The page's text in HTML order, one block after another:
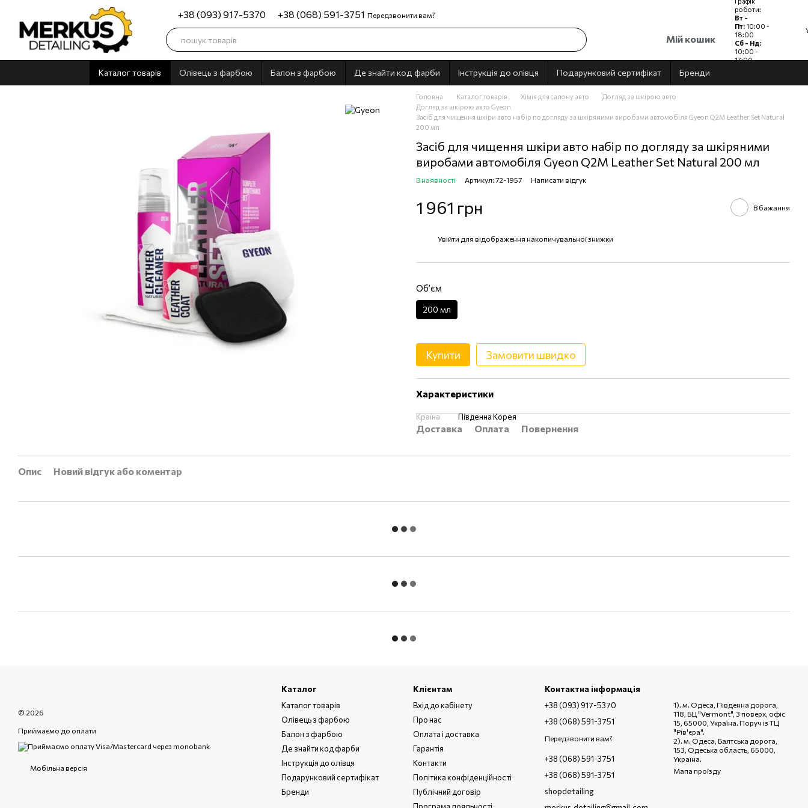
Перейти до основного контенту +38 (093) 917-5370 +38 (068) 591-3751 Передзвонити вам?
Мій кошик
роботи:
Вт -
Пт: 10:00 -
18:00
Сб - Нд:
10:00 -
17:00
Каталог товарів Олівець з фарбою Балон з фарбою Де знайти код фарби Інструкція до олівця Подарунковий сертифікат Бренди
Головна Каталог товарів Хімія для салону авто
Догляд за шкірою авто
Догляд за шкірою авто Gyeon
Засіб для чищення шкіри авто набір по догляду за шкіряними виробами автомобіля Gyeon Q2M Leather Set Natural
200 мл
Засіб для чищення шкіри авто набір по догляду за шкіряними
виробами автомобіля Gyeon Q2M Leather Set Natural 200 мл
В наявності Артикул: 72-1957 Написати відгук
1 961 грн В бажання
Увійти для відображення накопичувальної знижки
Обʼєм
200 мл
Купити Замовити швидко
Характеристики
Країна Південна Корея
Доставка Оплата Повернення
Опис Новий відгук або коментар
© 2026
Приймаємо до оплати
Мобільна версія
Каталог
Каталог товарів
Олівець з фарбою
Балон з фарбою
Де знайти код фарби
Інструкція до олівця
Подарунковий сертифікат
Бренди
Клієнтам
Вхід до кабінету
Про нас
Оплата і доставка
Гарантія
Контакти
Політика конфіденційності
Публічний договір
Контактна інформація
+38 (093) 917-5370
+38 (068) 591-3751
Передзвонити вам?
+38 (068) 591-3751
+38 (068) 591-3751
shopdetailing
1). м. Одеса, Південна дорога,
118, БЦ "Vermont", 3 поверх, офіс
15, 65000, Україна. Поруч із ТЦ
"Рів'єра".
2). м. Одеса, Балтська дорога,
153, Одеська область, 65000,
Україна.
Мапа проїзду